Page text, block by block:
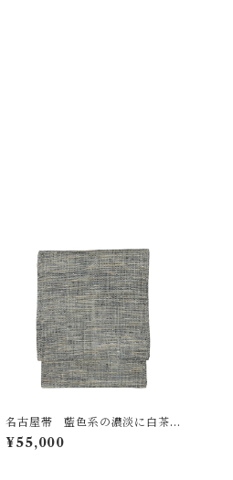
名古屋帯 藍色系の濃淡に白茶色
など ざっくりとした風合い 長
さ 378㎝ Q6523
¥55,000